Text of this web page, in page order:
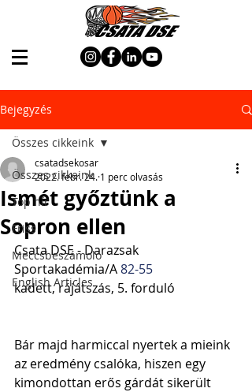
Bejegyzés
Összes cikkeink
Top hír
Friss
Meccsbeszámoló
English Articles
Összes cikkeink
Ismét győztünk a
Sopron ellen
csatadsekosar
2022. febr. 24. 1 perc olvasás
Csata DSE - Darazsak
Sportakadémia/A 82-55
kadett, rájátszás, 5. forduló
Bár majd harmiccal nyertek a mieink
az eredmény csalóka, hiszen egy
kimondottan erős gárdát sikerült